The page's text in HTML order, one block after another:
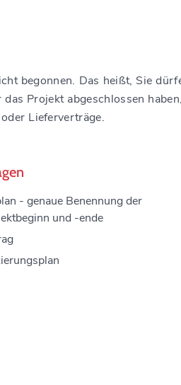
begonnen. Das heißt, Sie
Projekt abgeschlossen
Lieferverträge.
- genaue Benennung der
und -ende